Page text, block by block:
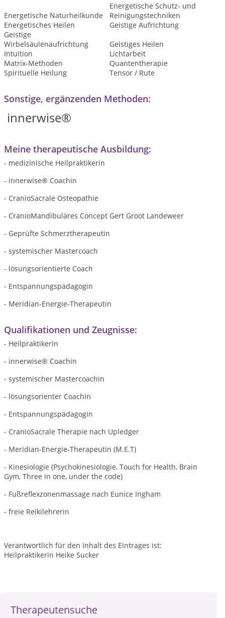
Therapeutensuche
Energetische Naturheilkunde
Energetische Schutz- und
Reinigungstechniken
Energetisches Heilen
Geistige Aufrichtung
Geistige
Wirbelsäulenaufrichtung
Geistiges Heilen
Intuition
Lichtarbeit
Matrix-Methoden
Quantentherapie
Spirituelle Heilung
Tensor / Rute
Sonstige, ergänzenden Methoden:
innerwise®
Meine therapeutische Ausbildung:
- medizinische Heilpraktikerin
- innerwise® Coachin
- CranioSacrale Osteopathie
- CranioMandibuläres Concept Gert Groot Landeweer
- Geprüfte Schmerztherapeutin
- systemischer Mastercoach
- lösungsorientierte Coach
- Entspannungspädagogin
- Meridian-Energie-Therapeutin
Qualifikationen und Zeugnisse:
- Heilpraktikerin
- innerwise® Coachin
- systemischer Mastercoachin
- lösungsorienter Coachin
- Entspannungspädagogin
- CranioSacrale Therapie nach Upledger
- Meridian-Energie-Therapeutin (M.E.T)
- Kinesiologie (Psychokinesiologie, Touch for Health, Brain
Gym, Three in one, under the code)
- Fußreflexzonenmassage nach Eunice Ingham
- freie Reikilehrerin
Verantwortlich für den Inhalt des Eintrages ist:
Heilpraktikerin Heike Sucker